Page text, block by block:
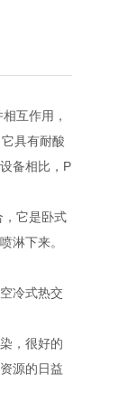
互作用，
具有耐酸
备相比，P
，它是卧式
淋下来。
冷式热交
，很好的
源的日益